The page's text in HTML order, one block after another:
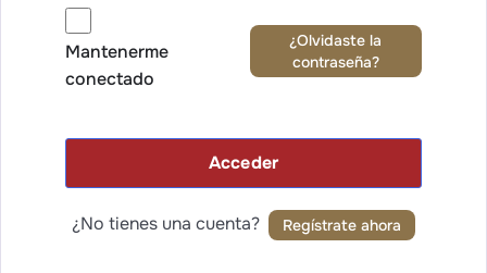
Mantenerme
conectado
¿Olvidaste la
contraseña?
Acceder
¿No tienes una cuenta? Regístrate ahora